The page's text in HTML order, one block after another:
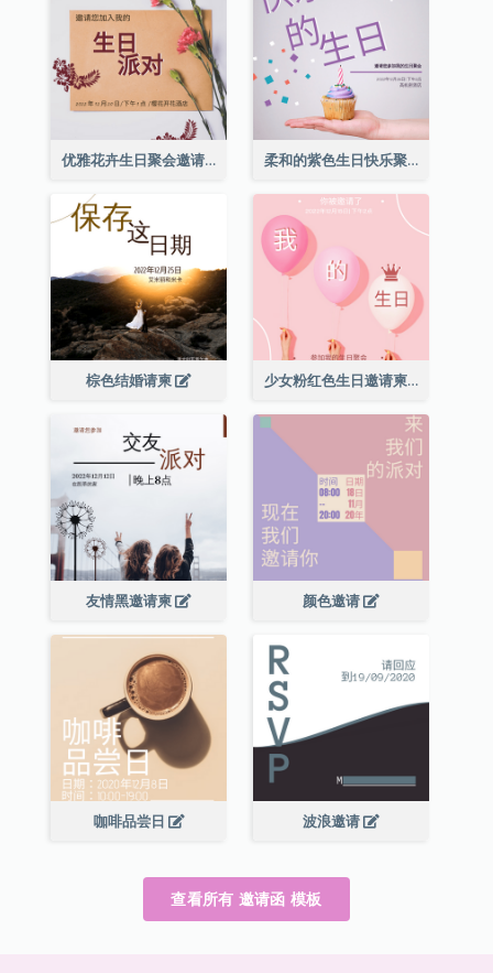
优雅花卉生日聚会邀请函 柔和的紫色生日快乐聚会请柬
棕色结婚请柬 少女粉红色生日邀请柬
友情黑邀请柬 颜色邀请
咖啡品尝日 波浪邀请
查看所有 邀请函 模板